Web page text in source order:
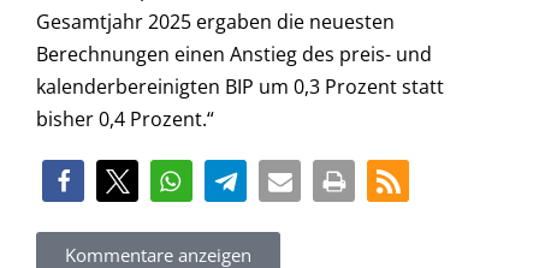
Gesamtjahr 2025 ergaben die neuesten
Berechnungen einen Anstieg des preis- und
kalenderbereinigten BIP um 0,3 Prozent statt
bisher 0,4 Prozent.“
Kommentare anzeigen